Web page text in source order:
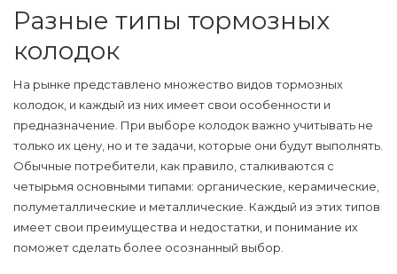
Разные типы тормозных
колодок
На рынке представлено множество видов тормозных
колодок , и каждый из них имеет свои особенности и
предназначение. При выборе колодок важно учитывать не
только их цену, но и те задачи, которые они будут выполнять.
Обычные потребители, как правило, сталкиваются с
четырьмя основными типами: органические, керамические,
полуметаллические и металлические. Каждый из этих типов
имеет свои преимущества и недостатки, и понимание их
поможет сделать более осознанный выбор.